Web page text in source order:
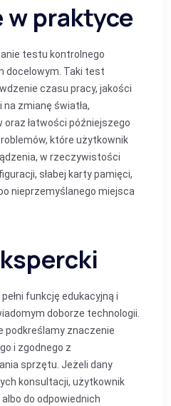
w praktyce
testu kontrolnego
docelowym. Taki test
czasu pracy, jakości
zmianę światła,
łatwości późniejszego
które użytkownik
w rzeczywistości
słabej karty pamięci,
nieprzemyślanego miejsca
funkcję edukacyjną i
doborze technologii.
podkreślamy znaczenie
i zgodnego z
sprzętu. Jeżeli dany
konsultacji, użytkownik
do odpowiednich